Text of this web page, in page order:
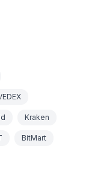
Kraken
BitMart